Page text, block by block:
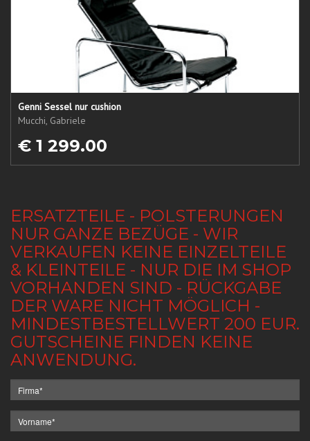
Genni Sessel nur cushion
Mucchi, Gabriele
€ 1 299.00
ERSATZTEILE - POLSTERUNGEN
NUR GANZE BEZÜGE - WIR
VERKAUFEN KEINE EINZELTEILE
& KLEINTEILE - NUR DIE IM SHOP
VORHANDEN SIND - RÜCKGABE
DER WARE NICHT MÖGLICH -
MINDESTBESTELLWERT 200 EUR.
GUTSCHEINE FINDEN KEINE
ANWENDUNG.